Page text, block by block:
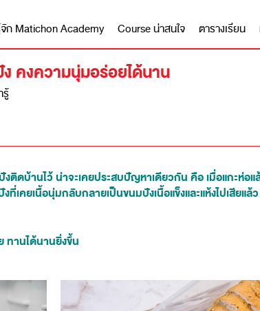
ก Matichon Academy Course น่าสนใจ ตารางเรียน
คงความนุ่มอร่อยได้นาน
รู้
ดบ้านไว้ น่าจะเคยประสบปัญหาเดียวกัน คือ เมื่อแกะห่อ
ที่เคยเนื้อนุ่มกลับกลายเป็นขนมปังเนื้อแข็งและแห้งไปเสี
ทานได้นานยิ่งขึ้น